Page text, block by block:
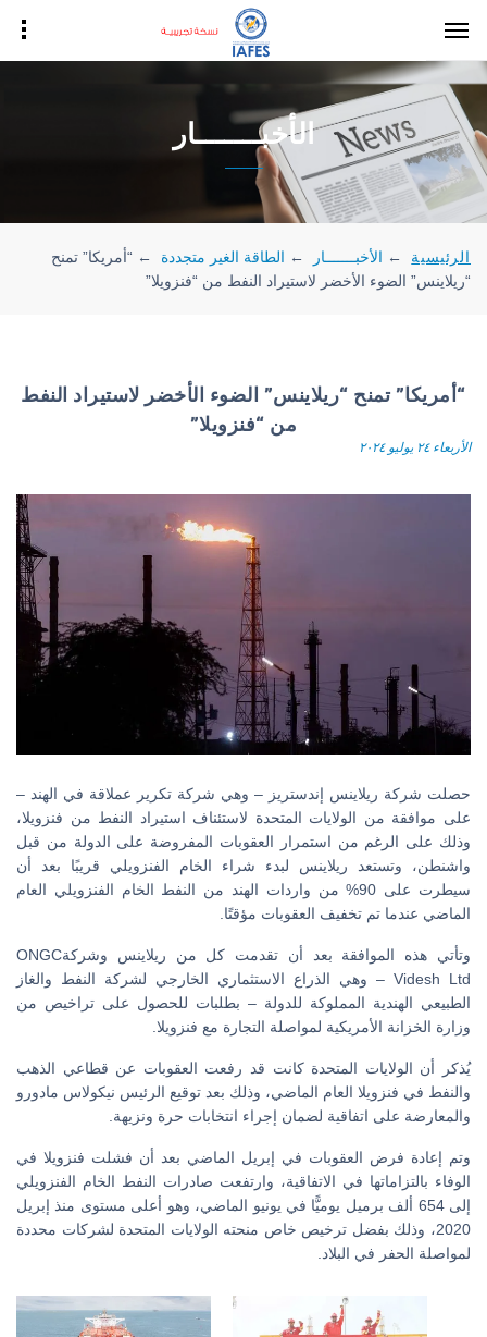
الأخبـــــــار
الرئيسية ← الأخبـــــــار ← الطاقة الغير متجددة ← “أمريكا” تمنح
“ريلاينس” الضوء الأخضر لاستيراد النفط من “فنزويلا”
“أمريكا” تمنح “ريلاينس” الضوء الأخضر لاستيراد النفط
من “فنزويلا”
الأربعاء ٢٤ يوليو ٢٠٢٤
حصلت شركة ريلاينس إندستريز – وهي شركة تكرير عملاقة في الهند –
على موافقة من الولايات المتحدة لاستئناف استيراد النفط من فنزويلا،
وذلك على الرغم من استمرار العقوبات المفروضة على الدولة من قبل
واشنطن، وتستعد ريلاينس لبدء شراء الخام الفنزويلي قريبًا بعد أن
سيطرت على 90% من واردات الهند من النفط الخام الفنزويلي العام
الماضي عندما تم تخفيف العقوبات مؤقتًا.
وتأتي هذه الموافقة بعد أن تقدمت كل من ريلاينس وشركةONGC
Videsh Ltd – وهي الذراع الاستثماري الخارجي لشركة النفط والغاز
الطبيعي الهندية المملوكة للدولة – بطلبات للحصول على تراخيص من
وزارة الخزانة الأمريكية لمواصلة التجارة مع فنزويلا.
يُذكر أن الولايات المتحدة كانت قد رفعت العقوبات عن قطاعي الذهب
والنفط في فنزويلا العام الماضي، وذلك بعد توقيع الرئيس نيكولاس مادورو
والمعارضة على اتفاقية لضمان إجراء انتخابات حرة ونزيهة.
وتم إعادة فرض العقوبات في إبريل الماضي بعد أن فشلت فنزويلا في
الوفاء بالتزاماتها في الاتفاقية، وارتفعت صادرات النفط الخام الفنزويلي
إلى 654 ألف برميل يوميًّا في يونيو الماضي، وهو أعلى مستوى منذ إبريل
2020، وذلك بفضل ترخيص خاص منحته الولايات المتحدة لشركات محددة
لمواصلة الحفر في البلاد.